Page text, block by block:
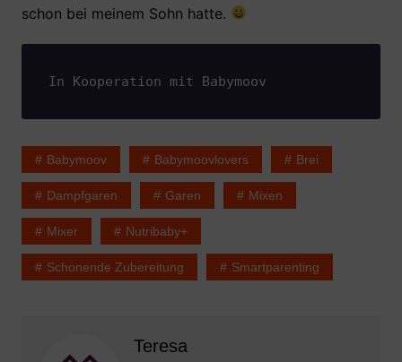
schon bei meinem Sohn hatte.
In Kooperation mit Babymoov
Babymoov Babymoovlovers Brei
Dampfgaren Garen Mixen
Mixer Nutribaby+
Schonende Zubereitung Smartparenting
Teresa